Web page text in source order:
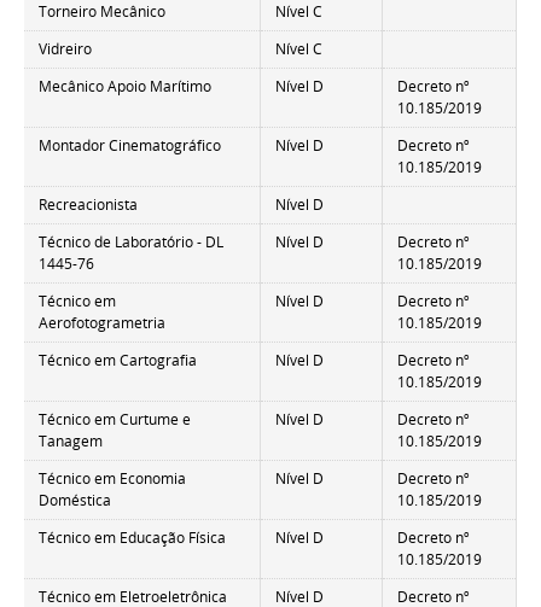
Torneiro Mecânico
Nível C
Vidreiro
Nível C
Mecânico Apoio Marítimo
Nível D
Decreto nº
10.185/2019
Montador Cinematográfico
Nível D
Decreto nº
10.185/2019
Recreacionista
Nível D
Técnico de Laboratório - DL
1445-76
Nível D
Decreto nº
10.185/2019
Técnico em
Aerofotogrametria
Nível D
Decreto nº
10.185/2019
Técnico em Cartografia
Nível D
Decreto nº
10.185/2019
Técnico em Curtume e
Tanagem
Nível D
Decreto nº
10.185/2019
Técnico em Economia
Doméstica
Nível D
Decreto nº
10.185/2019
Técnico em Educação Física
Nível D
Decreto nº
10.185/2019
Técnico em Eletroeletrônica
Nível D Decreto nº